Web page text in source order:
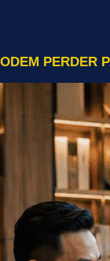
PERDER